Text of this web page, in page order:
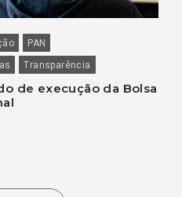
PAN
Transparência
de execução da Bolsa